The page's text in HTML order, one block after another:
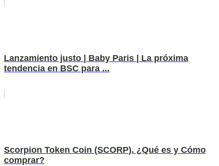
Lanzamiento justo | Baby Paris | La próxima
tendencia en BSC para ...
Scorpion Token Coin (SCORP). ¿Qué es y Cómo
comprar?